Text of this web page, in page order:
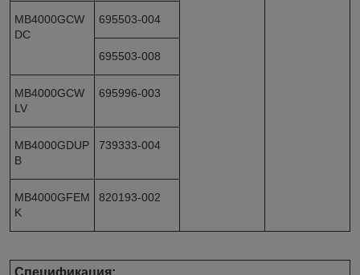
MB4000GCW
DC
695503-004
695503-008
MB4000GCW
LV
695996-003
MB4000GDUP
B
739333-004
MB4000GFEM
K
820193-002
Спецификация: